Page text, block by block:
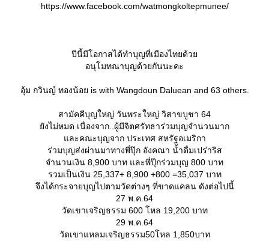
https://www.facebook.com/watmongkoltepmunee/
ปีนี้มีโอกาสได้ทำบุญที่เมืองไทยด้ว
อนุโมทณาบุญด้วยกันนะคะ
อุ้ม กวินญ์ ทองน้อย is with Wangdoun Daluean and 63 others.
สามัคคีบุญใหญ่ วันพระใหญ่ วิสาขบูชา 64
ังไม่หมด เนื่องจาก..ผู้มีจิตศรัทธาร่วมบุญจำนวนมาก
ละคณะบุญจาก ประเทศ สหรัฐอเมริกา
ร่วมบุญส่งผ่านมาทางพี่ปุ๊ก อังคณา น้ำดื่มเปร่าริส
จำนวนเงิน 8,900 บาท และพี่ปุ๊กร่วมบุญ 800 บาท
รวมเป็นเงิน 25,337+ 8,900 +800 =35,037 บาท
จึงได้กระจายบุญไปตามวัดต่างๆ ที่ขาดแคลน ดังต่อไปนี้
27 พ.ค.64
วัดเขาเจริญธรรม 600 โหล 19,200 บาท
29 พ.ค.64
วัดเขาแหลมเจริญธรรม50โหล 1,850บาท